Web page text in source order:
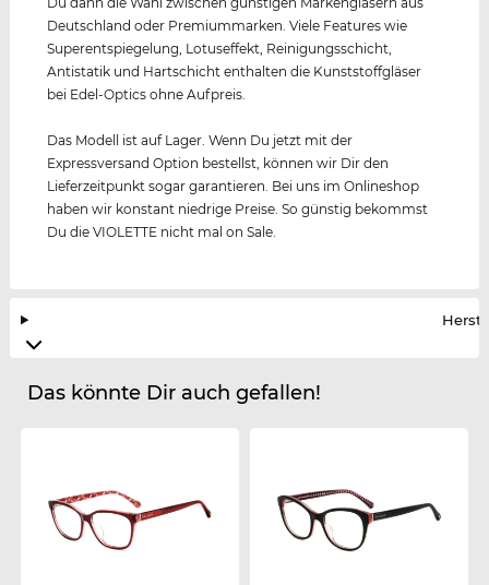
Deutschland oder Premiummarken. Viele Features wie
Superentspiegelung, Lotuseffekt, Reinigungsschicht,
Antistatik und Hartschicht enthalten die Kunststoffgläser
bei Edel-Optics ohne Aufpreis.
Das Modell ist auf Lager. Wenn Du jetzt mit der
Expressversand Option bestellst, können wir Dir den
Lieferzeitpunkt sogar garantieren. Bei uns im Onlineshop
haben wir konstant niedrige Preise. So günstig bekommst
Du die VIOLETTE nicht mal on Sale.
Das könnte Dir auch gefallen!